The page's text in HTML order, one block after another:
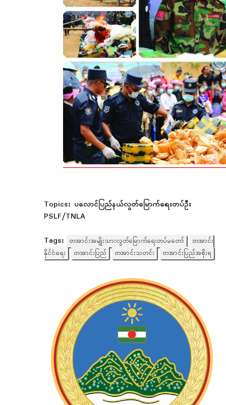
Topics:ပလောင်ပြည်နယ်လွတ်မြောက်ရေးတပ်ဦး
PSLF/TNLA
Tags:
တအာင်းအမျိုးသားလွတ်မြောက်ရေးတပ်မတော်
တအာင်း
နိုင်ငံရေး
တအာင်းပြည် တအာင်းသတင်း တအာင်းပြည်အစိုးရ